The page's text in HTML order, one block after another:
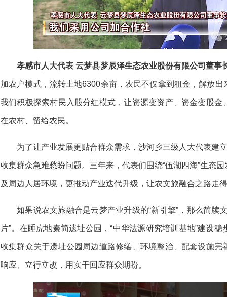
孝感市人大代表 云梦县梦辰泽生态农业股份有限公司董事
加农户模式， 流转土地6300余亩， 农民不仅拿到租金，解放出
我们积极探索村民入股分红模式，让资源变资产、 资金变股金
在农村、 留给农民。
为了让产业发展更贴合群众需求，沙河乡三级人大代表建
收集群众急难愁盼问题。三年来，代表们围绕“伍湖四海”生态
及周边人居环境，更推动产业迭代升级，让农文旅融合之路走
如果说农文旅融合是云梦产业升级的“新引擎”，那么简牍
片”。在睡虎地秦简遗址公园，“中华法源研究培训基地”建设
收集群众关于遗址公园周边道路修缮、环境整治、配套设施
响应、立行立改，用实干回应群众期盼。